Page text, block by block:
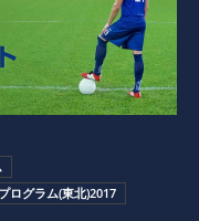
ログラム(東北)2017